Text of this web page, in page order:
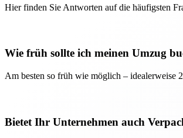
Hier finden Sie Antworten auf die häufigsten
Wie früh sollte ich meinen Umzug
Am besten so früh wie möglich – idealerweise
Bietet Ihr Unternehmen auch